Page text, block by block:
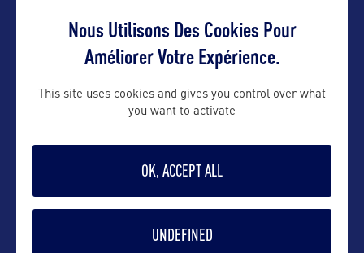
Contact presse
Contact pro
Nous Utilisons Des Cookies Pour
Améliorer Votre Expérience.
This site uses cookies and gives you control over what
you want to activate
OK, ACCEPT ALL
UNDEFINED